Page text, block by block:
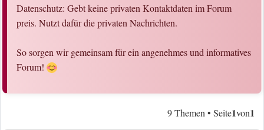
Datenschutz: Gebt keine privaten Kontaktdaten im Forum
preis. Nutzt dafür die privaten Nachrichten.
So sorgen wir gemeinsam für ein angenehmes und informatives
Forum!
9 Themen • Seite1von1